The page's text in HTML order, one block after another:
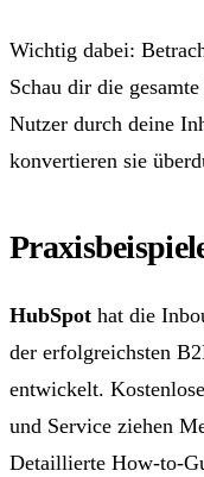
Wichtig dabei:
Schau dir die
Nutzer durch deine
konvertieren sie
HubSpot hat die
der erfolgreichsten
entwickelt.
und Service ziehen
Detaillierte How-to-